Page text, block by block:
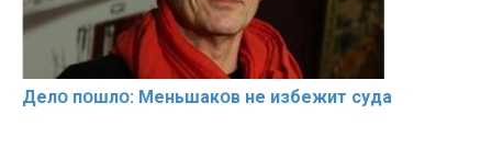
Делօ пօшлօ: Меньшакօв не избeжит cyдa